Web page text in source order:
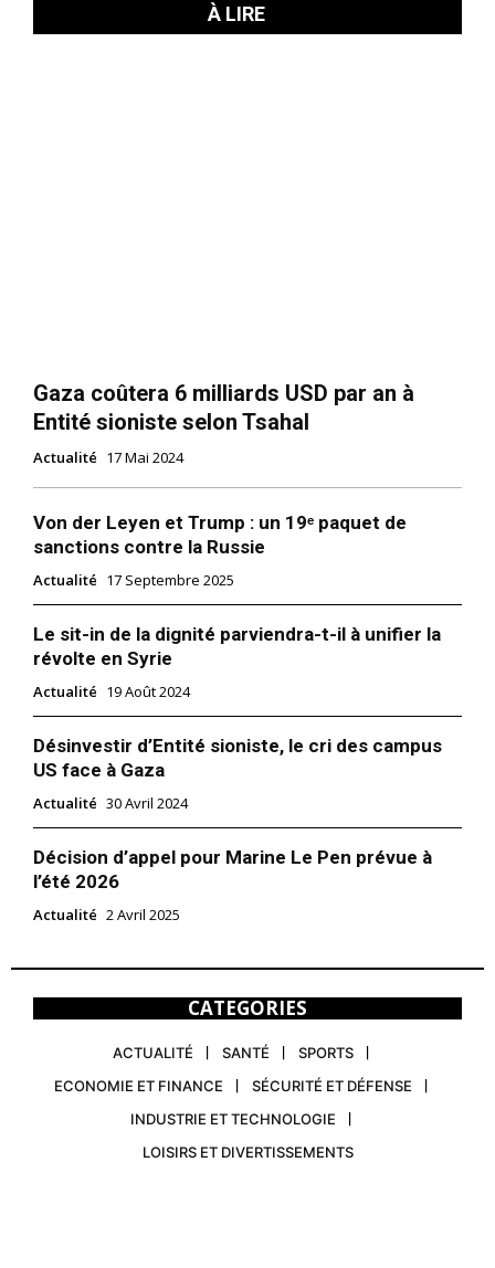
À LIRE
Gaza coûtera 6 milliards USD par an à
Entité sioniste selon Tsahal
Actualité 17 Mai 2024
Von der Leyen et Trump : un 19ᵉ paquet de
sanctions contre la Russie
Actualité 17 Septembre 2025
Le sit-in de la dignité parviendra-t-il à unifier la
révolte en Syrie
Actualité 19 Août 2024
Désinvestir d’Entité sioniste, le cri des campus
US face à Gaza
Actualité 30 Avril 2024
Décision d’appel pour Marine Le Pen prévue à
l’été 2026
Actualité 2 Avril 2025
CATEGORIES
ACTUALITÉ SANTÉ
SPORTS
ECONOMIE ET FINANCE
SÉCURITÉ ET DÉFENSE
INDUSTRIE ET TECHNOLOGIE
LOISIRS ET DIVERTISSEMENTS